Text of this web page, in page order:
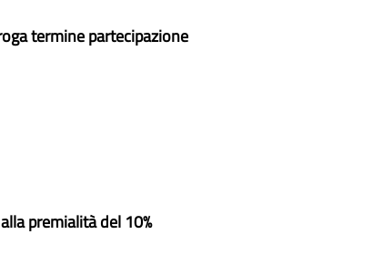
termine partecipazione
premialità del 10%